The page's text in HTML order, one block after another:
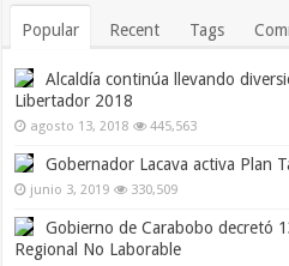
Popular Recent Tags
Alcaldía continúa llevando
Libertador 2018
agosto 13, 2018 445,563
Gobernador Lacava activa Plan
junio 3, 2019 330,509
Gobierno de Carabobo decretó
Regional No Laborable